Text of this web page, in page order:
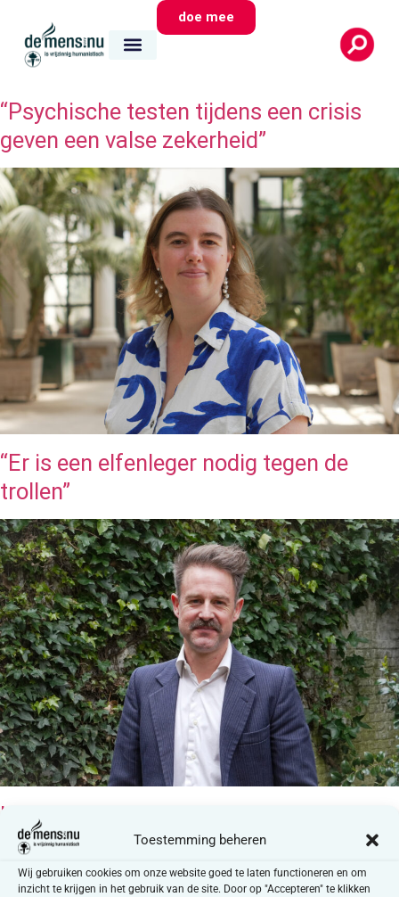
Toestemming beheren
Wij gebruiken cookies om onze website goed te laten functioneren en om
inzicht te krijgen in het gebruik van de site. Door op "Accepteren" te klikken
doe mee
“Psychische testen tijdens een crisis
geven een valse zekerheid”
“Er is een elfenleger nodig tegen de
trollen”
Louis Theroux in de wereld van toxische
manfluencers: “Waarom probeer je niet
gewoon een goed mens te zijn?”